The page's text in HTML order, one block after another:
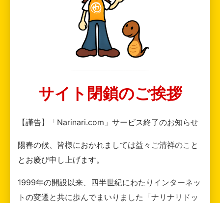
サイト閉鎖のご挨拶
【謹告】「Narinari.com」サービス終了のお知らせ
陽春の候、皆様におかれましては益々ご清祥のこと
とお慶び申し上げます。
1999年の開設以来、四半世紀にわたりインターネッ
トの変遷と共に歩んでまいりました「ナリナリドッ